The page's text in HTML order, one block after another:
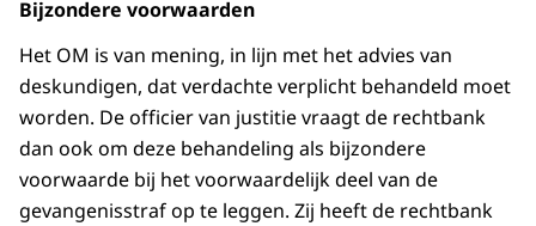
Bijzondere voorwaarden
Het OM is van mening, in lijn met het advies van
deskundigen, dat verdachte verplicht behandeld moet
worden. De officier van justitie vraagt de rechtbank
dan ook om deze behandeling als bijzondere
voorwaarde bij het voorwaardelijk deel van de
gevangenisstraf op te leggen. Zij heeft de rechtbank